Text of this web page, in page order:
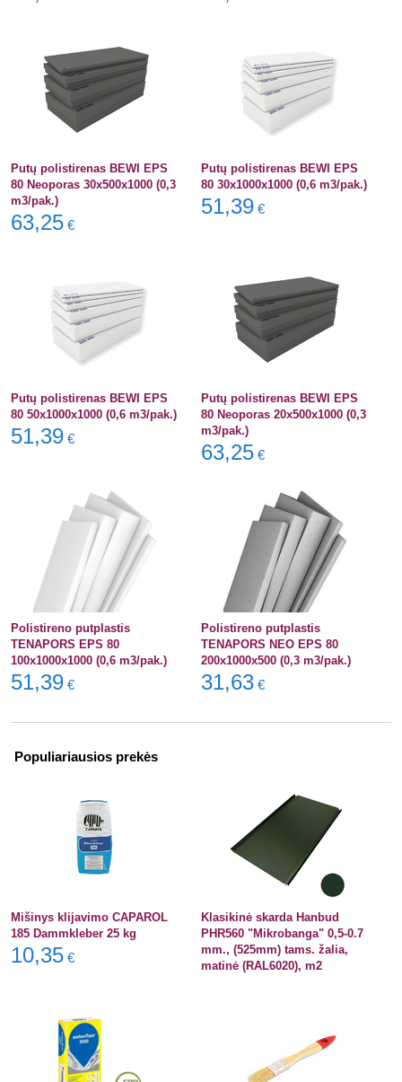
Putų polistirenas BEWI EPS
80 Neoporas 30x500x1000 (0,3
m3/pak.)
63,25 €
Putų polistirenas BEWI EPS
80 30x1000x1000 (0,6 m3/pak.)
51,39 €
Putų polistirenas BEWI EPS
80 50x1000x1000 (0,6 m3/pak.)
51,39 €
Putų polistirenas BEWI EPS
80 Neoporas 20x500x1000 (0,3
m3/pak.)
63,25 €
Polistireno putplastis
TENAPORS EPS 80
100x1000x1000 (0,6 m3/pak.)
51,39 €
Polistireno putplastis
TENAPORS NEO EPS 80
200x1000x500 (0,3 m3/pak.)
31,63 €
Populiariausios prekės
Mišinys klijavimo CAPAROL
185 Dammkleber 25 kg
10,35 €
Klasikinė skarda Hanbud
PHR560 "Mikrobanga" 0,5-0.7
mm., (525mm) tams. žalia,
matinė (RAL6020), m2